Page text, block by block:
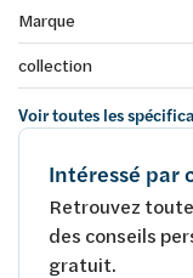
Marque
collection
Voir toutes les
Intéressé par
Retrouvez
des conseils
gratuit.